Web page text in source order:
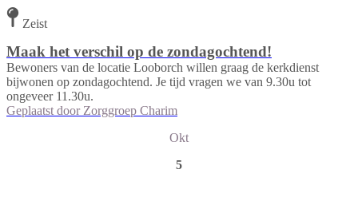
Zeist
Maak het verschil op de zondagochtend!
Bewoners van de locatie Looborch willen graag de kerkdienst
bijwonen op zondagochtend. Je tijd vragen we van 9.30u tot
ongeveer 11.30u.
Geplaatst door Zorggroep Charim
Okt
5